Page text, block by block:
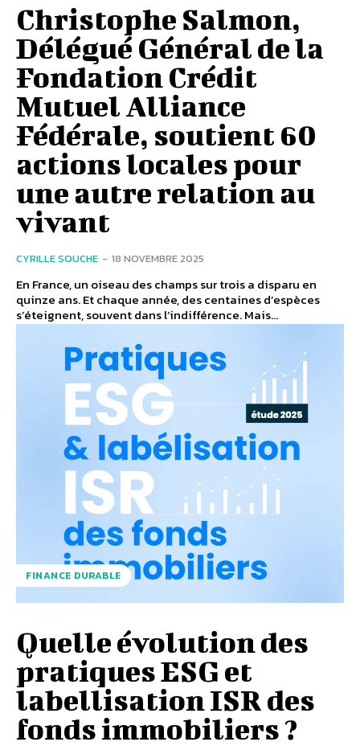
Christophe Salmon,
Délégué Général de la
Fondation Crédit
Mutuel Alliance
Fédérale, soutient 60
actions locales pour
une autre relation au
vivant
CYRILLE SOUCHE - 18 NOVEMBRE 2025
En France, un oiseau des champs sur trois a disparu en
quinze ans. Et chaque année, des centaines d’espèces
s’éteignent, souvent dans l’indifférence. Mais...
FINANCE DURABLE
Quelle évolution des
pratiques ESG et
labellisation ISR des
fonds immobiliers ?